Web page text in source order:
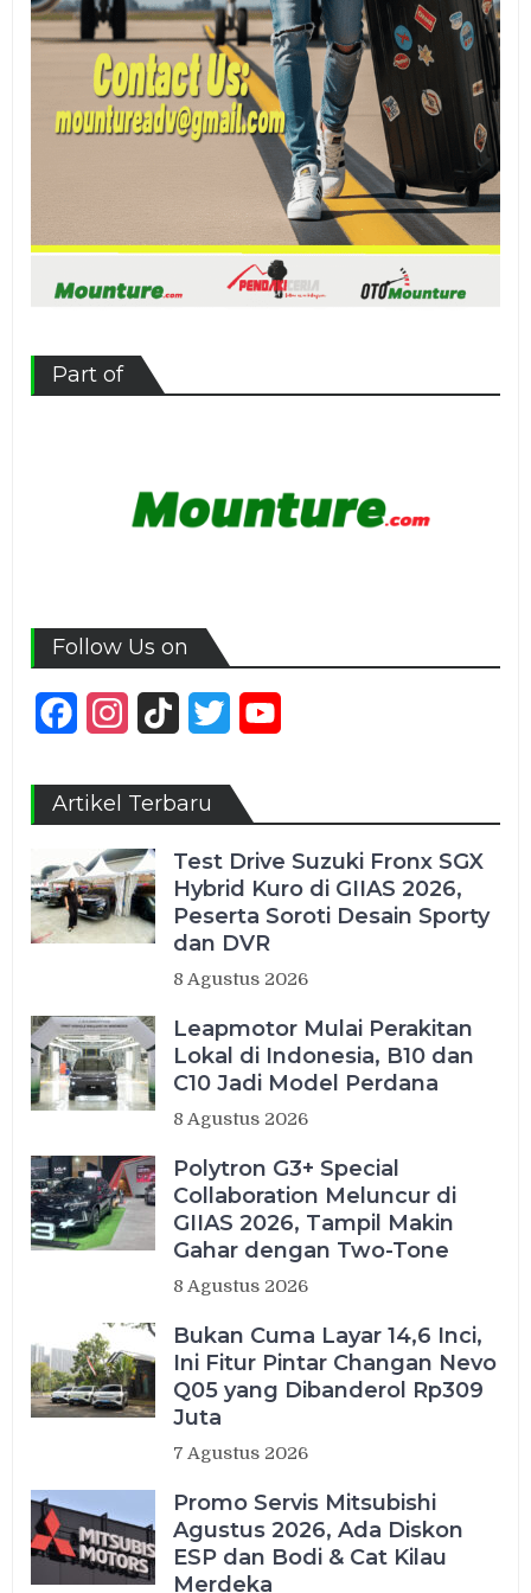
Part of
Follow Us on
FacebookInstagram
TikTok Twitter
Artikel Terbaru
Test Drive Suzuki Fronx SGX
Hybrid Kuro di GIIAS 2026,
Peserta Soroti Desain Sporty
dan DVR
8 Agustus 2026
Leapmotor Mulai Perakitan
Lokal di Indonesia, B10 dan
C10 Jadi Model Perdana
8 Agustus 2026
Polytron G3+ Special
Collaboration Meluncur di
GIIAS 2026, Tampil Makin
Gahar dengan Two-Tone
8 Agustus 2026
Bukan Cuma Layar 14,6 Inci,
Ini Fitur Pintar Changan Nevo
Q05 yang Dibanderol Rp309
Juta
7 Agustus 2026
Promo Servis Mitsubishi
Agustus 2026, Ada Diskon
ESP dan Bodi & Cat Kilau
Merdeka